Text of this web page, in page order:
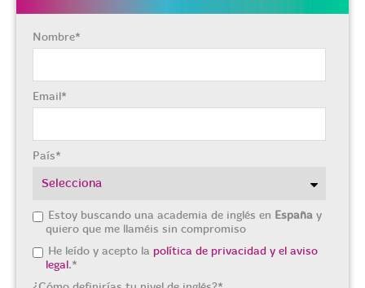
Nombre*
Email*
País*
Estoy buscando una academia de inglés en España y
quiero que me llaméis sin compromiso
He leído y acepto la política de privacidad y el aviso
legal.*